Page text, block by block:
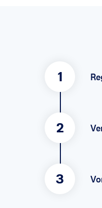
1
2
3